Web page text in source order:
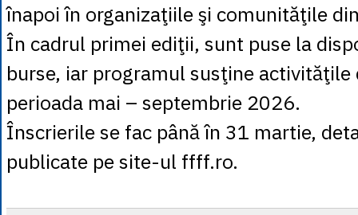
înapoi în organizaţiile şi comunităţile
În cadrul primei ediţii, sunt puse la
burse, iar programul susţine activităţile
perioada mai – septembrie 2026.
Înscrierile se fac până în 31 martie,
publicate pe site-ul ffff.ro.